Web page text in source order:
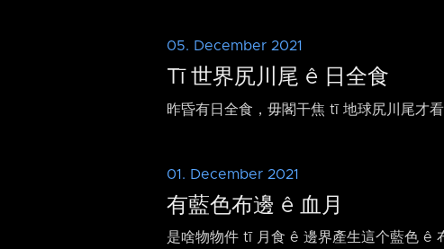
05. December 2021
Tī 世界尻川尾 ê 日全食
昨昏有日全食，毋閣干焦 tī 地球尻川尾才
01. December 2021
有藍色布邊 ê 血月
是啥物物件 tī 月食 ê 邊界產生這个藍色 ê